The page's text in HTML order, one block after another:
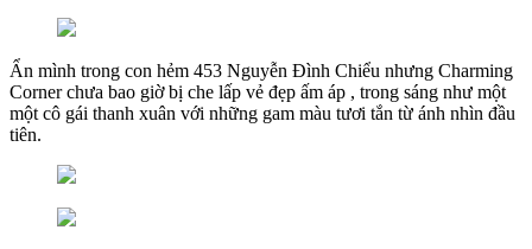
Ẩn mình trong con hẻm 453 Nguyễn Đình Chiểu nhưng Charming
Corner chưa bao giờ bị che lấp vẻ đẹp ấm áp , trong sáng như một
một cô gái thanh xuân với những gam màu tươi tắn từ ánh nhìn đầu
tiên.